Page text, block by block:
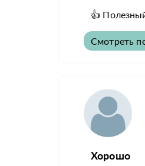
👍
Смотреть
Хорошо